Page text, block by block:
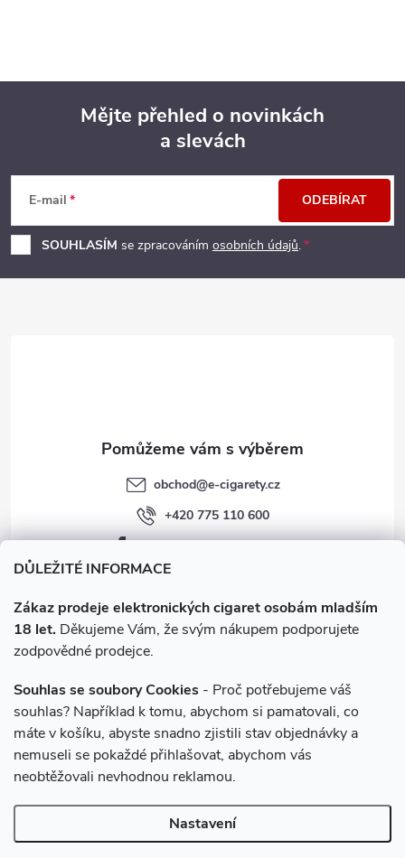
DŮLEŽITÉ INFORMACE
Zákaz prodeje elektronických cigaret osobám mladším
18 let. Děkujeme Vám, že svým nákupem podporujete
zodpovědné prodejce.
Souhlas se soubory Cookies - Proč potřebujeme váš
souhlas? Například k tomu, abychom si pamatovali, co
máte v košíku, abyste snadno zjistili stav objednávky a
nemuseli se pokaždé přihlašovat, abychom vás
neobtěžovali nevhodnou reklamou.
Nastavení
p
a
Mějte přehled o novinkách
a slevách
E-mail
SOUHLASÍM se zpracováním osobních údajů.
ODEBÍRAT
obchod@e-cigarety.cz
+420 775 110 600
facebook.com/e-cigarety.cz
Instagram
e-cigarety.cz. Všechna práva vyhrazena.
nastavení cookies